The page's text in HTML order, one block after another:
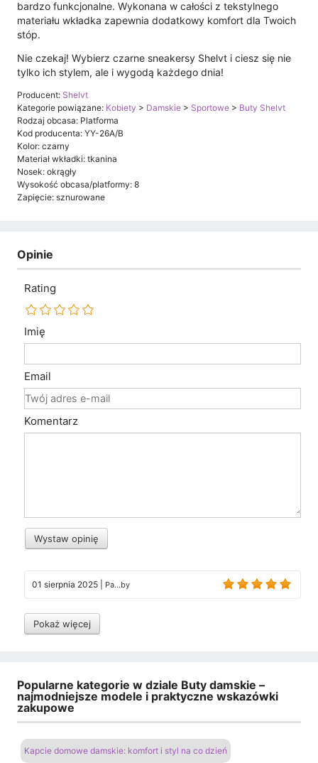
bardzo funkcjonalne. Wykonana w całości z tekstylnego
materiału wkładka zapewnia dodatkowy komfort dla Twoich
stóp.
Nie czekaj! Wybierz czarne sneakersy Shelvt i ciesz się nie
tylko ich stylem, ale i wygodą każdego dnia!
Producent: Shelvt
Kategorie powiązane: Kobiety > Damskie > Sportowe > Buty Shelvt
Rodzaj obcasa: Platforma
Kod producenta: YY-26A/B
Kolor: czarny
Materiał wkładki: tkanina
Nosek: okrągły
Wysokość obcasa/platformy: 8
Zapięcie: sznurowane
Opinie
Rating
Imię
Email
Komentarz
Wystaw opinię
01 sierpnia 2025 Pa...by
Pokaż więcej
Popularne kategorie w dziale Buty damskie –
najmodniejsze modele i praktyczne wskazówki
zakupowe
Kapcie domowe damskie: komfort i styl na co dzień